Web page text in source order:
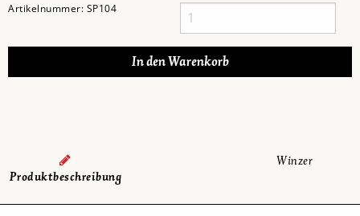
Artikelnummer: SP104
Produktbeschreibung
Winzer